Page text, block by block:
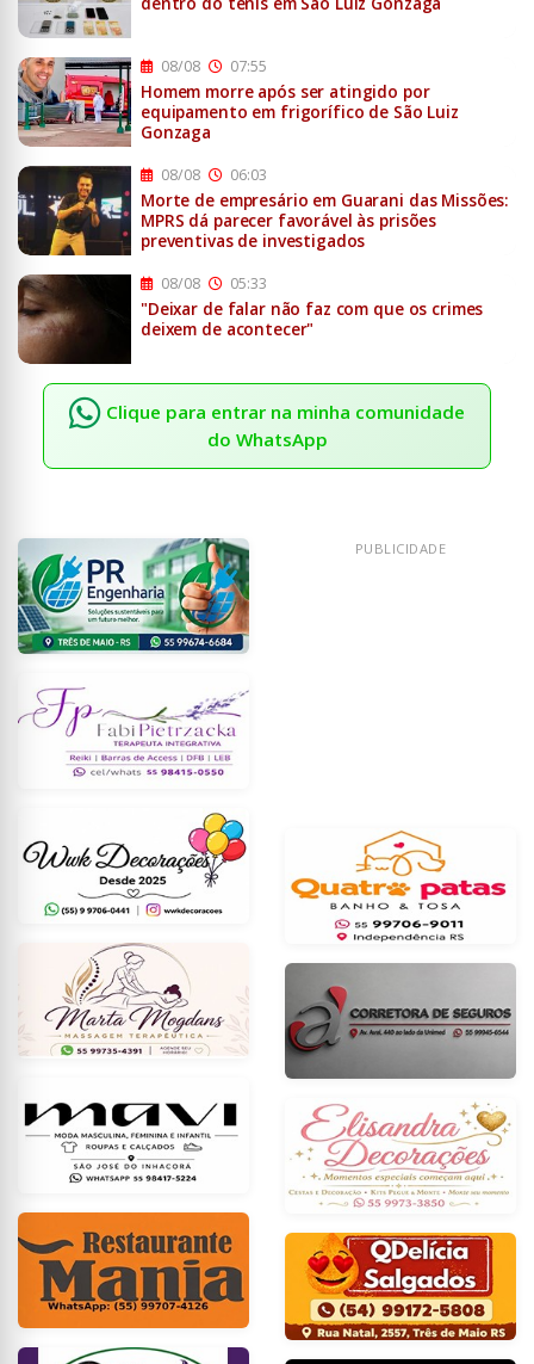
08/08 07:55
Homem morre após ser atingido por
equipamento em frigorífico de São Luiz
Gonzaga
08/08 06:03
Morte de empresário em Guarani das Missões:
MPRS dá parecer favorável às prisões
preventivas de investigados
08/08 05:33
"Deixar de falar não faz com que os crimes
deixem de acontecer"
Clique para entrar na minha comunidade
do WhatsApp